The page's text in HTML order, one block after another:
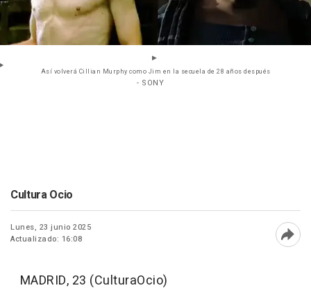
Así volverá Cillian Murphy como Jim en la secuela de 28 años después
- SONY
Cultura Ocio
Lunes, 23 junio 2025
Actualizado: 16:08
MADRID, 23 (CulturaOcio)